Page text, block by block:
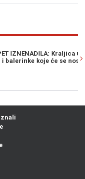
ulične mode vratila je
čitavu jesen (FOTO)